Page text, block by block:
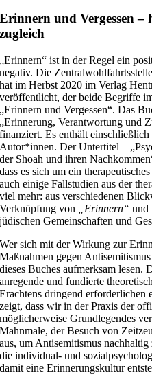
Erinnern und Vergessen –
zugleich
„Erinnern“ ist in der Regel ein
negativ. Die
hat im Herbst 2020 im Verlag
veröffentlicht, der beide Begriffe
„Erinnern und Vergessen“. Das
„Erinnerung, Verantwortung und
finanziert. Es enthält
Autor*innen. Der Untertitel –
der Shoah und ihren
dass es sich um ein
auch einige Fallstudien aus der
viel mehr: aus verschiedenen
Verknüpfung von
„Erinnern“ und
jüdischen Gemeinschaften und
Wer sich mit der Wirkung zur
Maßnahmen gegen
dieses Buches aufmerksam lesen.
anregende und fundierte
Erachtens dringend erforderlichen
zeigt, dass wir in der Praxis der
möglicherweise Grundlegendes
Mahnmale, der Besuch von
aus, um Antisemitismus
die individual- und
damit eine Erinnerungskultur